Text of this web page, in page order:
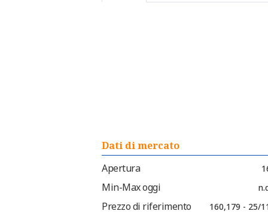
Dati di mercato
Apertura
Min-Max oggi
Prezzo di riferimento 160,179 - 25/